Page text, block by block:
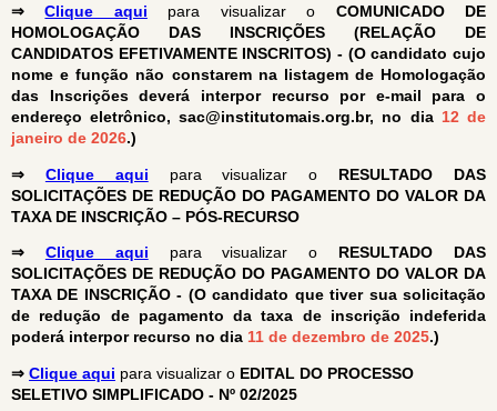
⇒Clique aqui para visualizar o COMUNICADO DE
HOMOLOGAÇÃO DAS INSCRIÇÕES (RELAÇÃO DE
CANDIDATOS EFETIVAMENTE INSCRITOS) - (O candidato cujo
nome e função não constarem na listagem de Homologação
das Inscrições deverá interpor recurso por e-mail para o
endereço eletrônico, sac@institutomais.org.br, no dia 12 de
janeiro de 2026.)
⇒ Clique aqui para visualizar o RESULTADO DAS
SOLICITAÇÕES DE REDUÇÃO DO PAGAMENTO DO VALOR DA
TAXA DE INSCRIÇÃO – PÓS-RECURSO
⇒ Clique aqui para visualizar o RESULTADO DAS
SOLICITAÇÕES DE REDUÇÃO DO PAGAMENTO DO VALOR DA
TAXA DE INSCRIÇÃO - (O candidato que tiver sua solicitação
de redução de pagamento da taxa de inscrição indeferida
poderá interpor recurso no dia 11 de dezembro de 2025.)
⇒ Clique aqui para visualizar o EDITAL DO PROCESSO
SELETIVO SIMPLIFICADO - Nº 02/2025